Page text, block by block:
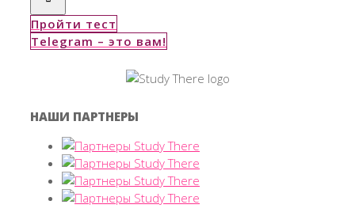
Пройти тест
Telegram – это вам!
НАШИ ПАРТНЕРЫ